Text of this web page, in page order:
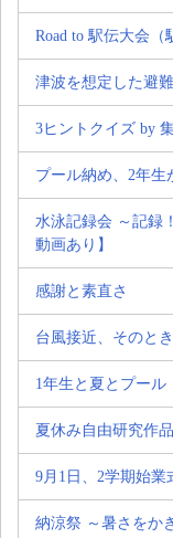
Road to 駅伝大会（
津波を想定した避
3ヒントクイズ by
プール納め、2年生
水泳記録会 ～記録
動画あり】
感謝と素直さ
台風接近、そのと
1年生と夏とプール
夏休み自由研究作
9月1日、2学期始業
納涼祭 ～暑さをか